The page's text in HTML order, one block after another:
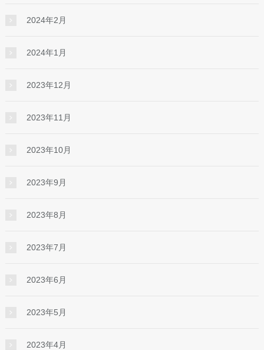
2024年2月
2024年1月
2023年12月
2023年11月
2023年10月
2023年9月
2023年8月
2023年7月
2023年6月
2023年5月
2023年4月